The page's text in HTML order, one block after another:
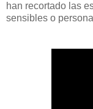
han recortado las
sensibles o